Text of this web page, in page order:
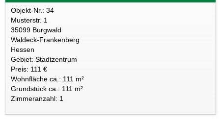
Objekt-Nr.: 34
Musterstr. 1
35099 Burgwald
Waldeck-Frankenberg
Hessen
Gebiet: Stadtzentrum
Preis: 111 €
Wohnfläche ca.: 111 m²
Grundstück ca.: 111 m²
Zimmeranzahl: 1